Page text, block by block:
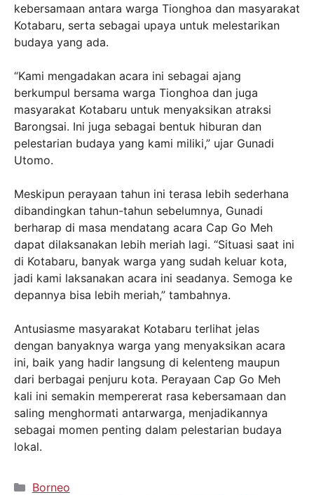
kebersamaan antara warga Tionghoa dan masyarakat
Kotabaru, serta sebagai upaya untuk melestarikan
budaya yang ada.
“Kami mengadakan acara ini sebagai ajang
berkumpul bersama warga Tionghoa dan juga
masyarakat Kotabaru untuk menyaksikan atraksi
Barongsai. Ini juga sebagai bentuk hiburan dan
pelestarian budaya yang kami miliki,” ujar Gunadi
Utomo.
Meskipun perayaan tahun ini terasa lebih sederhana
dibandingkan tahun-tahun sebelumnya, Gunadi
berharap di masa mendatang acara Cap Go Meh
dapat dilaksanakan lebih meriah lagi. “Situasi saat ini
di Kotabaru, banyak warga yang sudah keluar kota,
jadi kami laksanakan acara ini seadanya. Semoga ke
depannya bisa lebih meriah,” tambahnya.
Antusiasme masyarakat Kotabaru terlihat jelas
dengan banyaknya warga yang menyaksikan acara
ini, baik yang hadir langsung di kelenteng maupun
dari berbagai penjuru kota. Perayaan Cap Go Meh
kali ini semakin mempererat rasa kebersamaan dan
saling menghormati antarwarga, menjadikannya
sebagai momen penting dalam pelestarian budaya
lokal.
Borneo